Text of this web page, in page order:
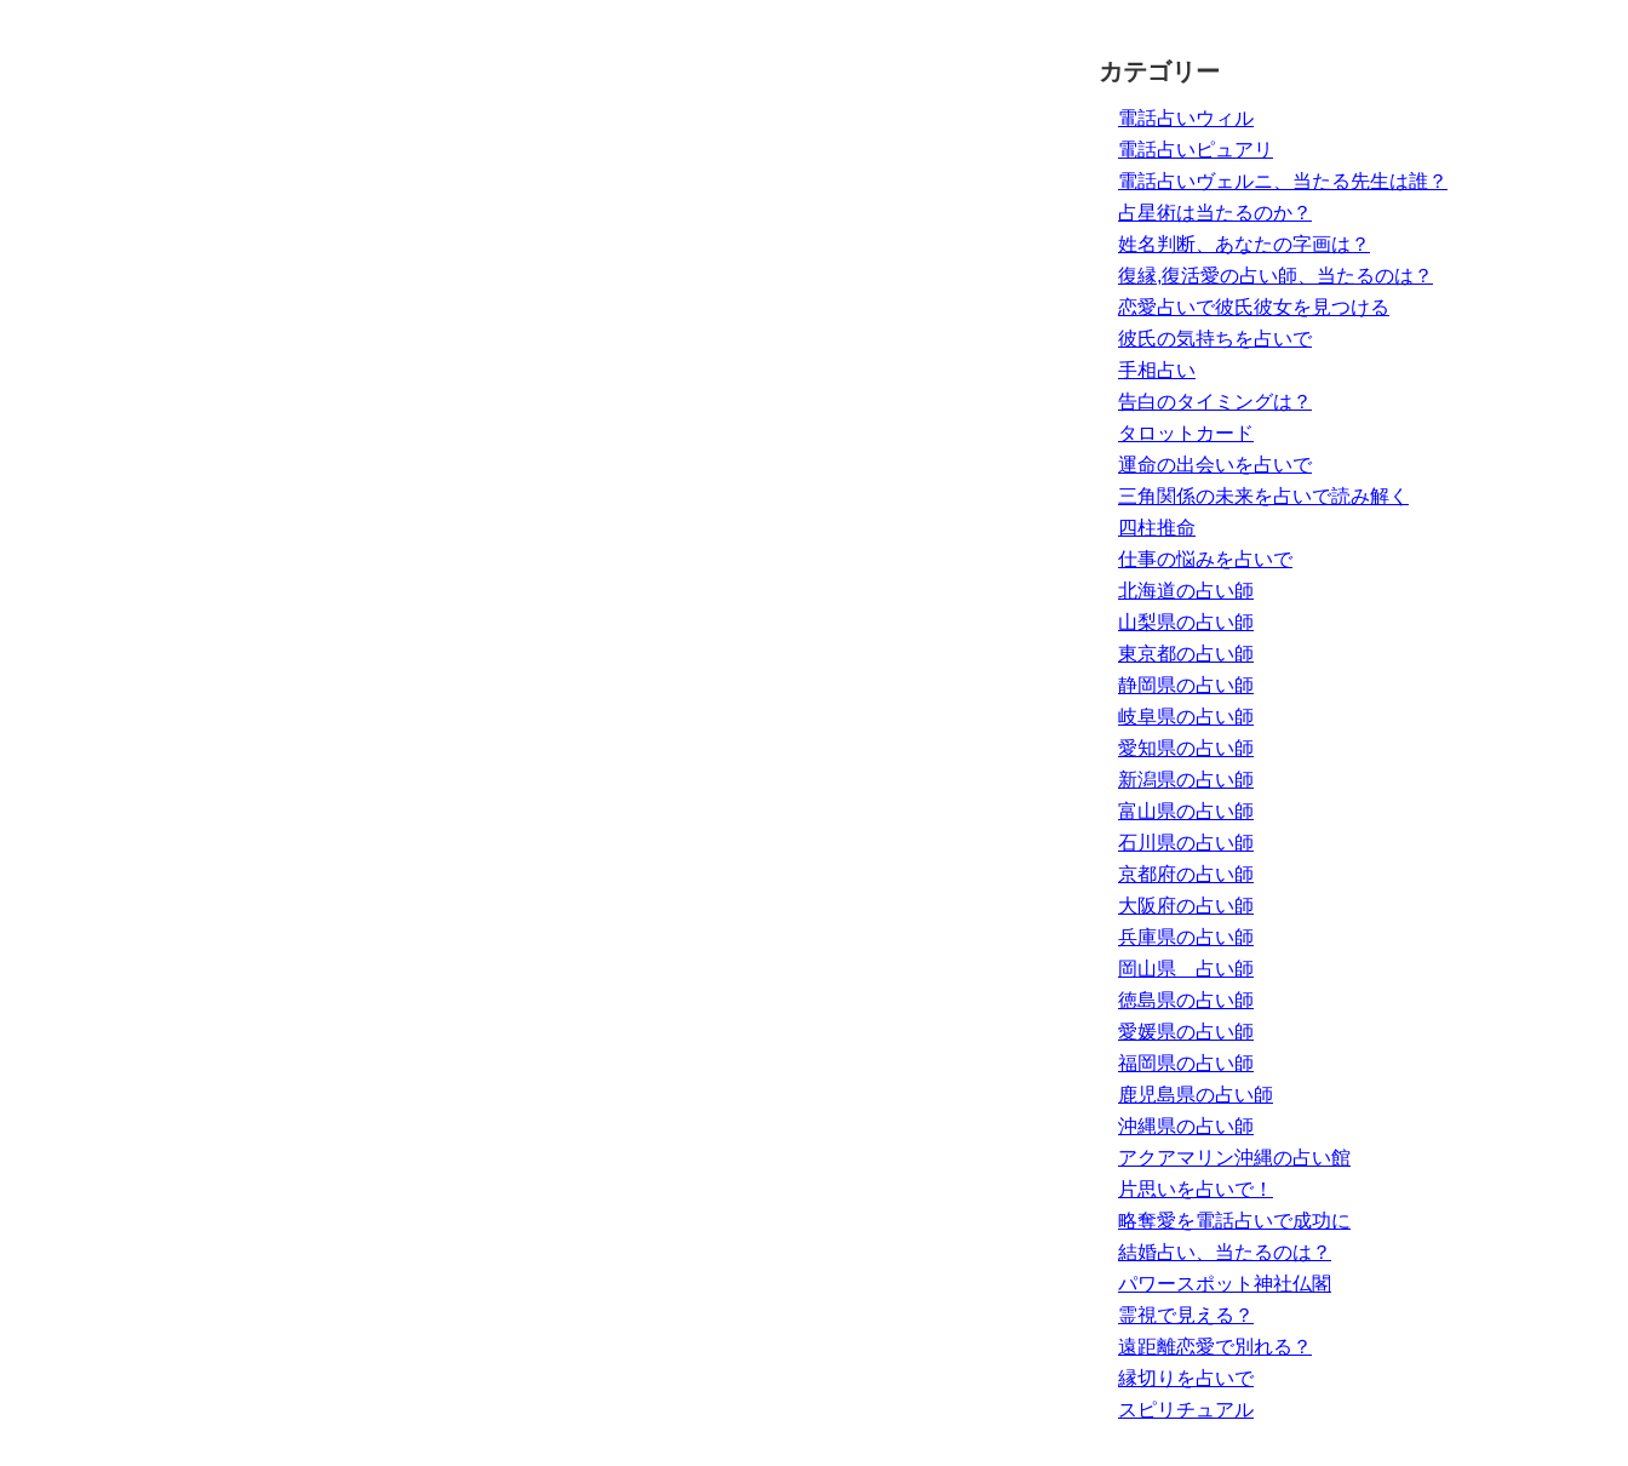
カテゴリー
電話占いウィル
電話占いピュアリ
電話占いヴェルニ、当たる先生は誰？
占星術は当たるのか？
姓名判断、あなたの字画は？
復縁,復活愛の占い師、当たるのは？
恋愛占いで彼氏彼女を見つける
彼氏の気持ちを占いで
手相占い
告白のタイミングは？
タロットカード
運命の出会いを占いで
三角関係の未来を占いで読み解く
四柱推命
仕事の悩みを占いで
北海道の占い師
山梨県の占い師
東京都の占い師
静岡県の占い師
岐阜県の占い師
愛知県の占い師
新潟県の占い師
富山県の占い師
石川県の占い師
京都府の占い師
大阪府の占い師
兵庫県の占い師
岡山県 占い師
徳島県の占い師
愛媛県の占い師
福岡県の占い師
鹿児島県の占い師
沖縄県の占い師
アクアマリン沖縄の占い館
片思いを占いで！
略奪愛を電話占いで成功に
結婚占い、当たるのは？
パワースポット神社仏閣
霊視で見える？
遠距離恋愛で別れる？
縁切りを占いで
スピリチュアル